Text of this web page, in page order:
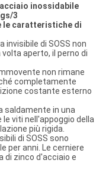
inossidabile
3
le caratteristiche di
invisibile di SOSS non
aperto, il perno di
non rimane
completamente
costante esterno
saldamente in una
viti nell'appoggio della
più rigida.
di SOSS sono
per anni. Le cerniere
di zinco d'acciaio e